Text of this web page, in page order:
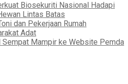
Biosekuriti Nasional Hadapi
Lintas Batas
dan Pekerjaan Rumah
Adat
Sempat Mampir ke Website Pemda